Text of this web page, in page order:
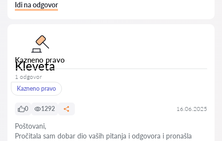
Idi na odgovor
Kazneno pravo
Kleveta
1 odgovor
Kazneno pravo
0 1292 16.06.2025
Poštovani,
Pročitala sam dobar dio vaših pitanja i odgovora i pronašla